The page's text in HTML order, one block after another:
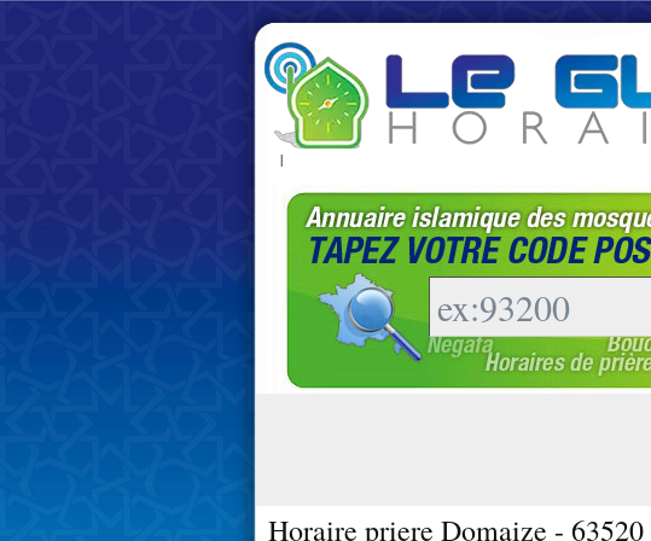
|
Horaire priere Domaize - 63520